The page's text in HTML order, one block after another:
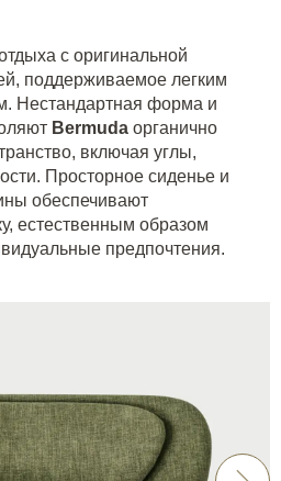
с оригинальной
поддерживаемое легким
Нестандартная форма и
Bermuda органично
включая углы,
Просторное сиденье и
обеспечивают
естественным образом
предпочтения.